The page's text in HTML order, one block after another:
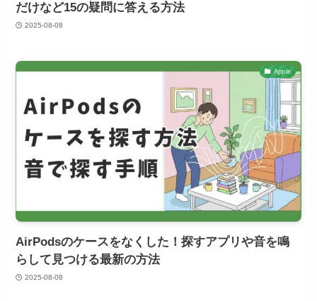
だけなど15の疑問に答える方法
2025-08-08
Apple
AirPodsのケースをなくした！探すアプリや音を鳴
らして見つける最新の方法
2025-08-08